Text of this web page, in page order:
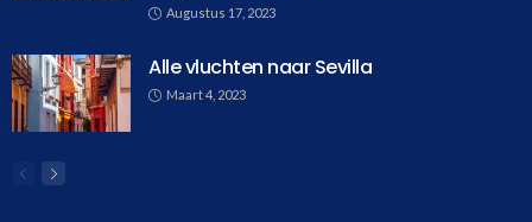
Augustus 17, 2023
Alle vluchten naar Sevilla
Maart 4, 2023